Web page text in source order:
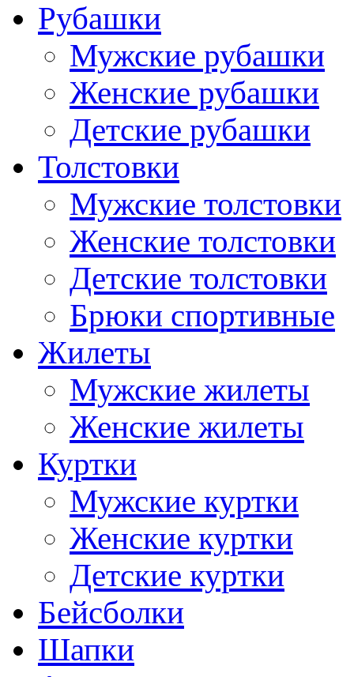
Рубашки
Мужские рубашки
Женские рубашки
Детские рубашки
Толстовки
Мужские толстовки
Женские толстовки
Детские толстовки
Брюки спортивные
Жилеты
Мужские жилеты
Женские жилеты
Куртки
Мужские куртки
Женские куртки
Детские куртки
Бейсболки
Шапки